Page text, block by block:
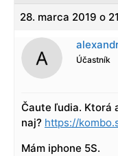
28. marca 2019 o
Účastník
Čaute ľudia. Ktorá
naj? https://
Mám iphone 5S.